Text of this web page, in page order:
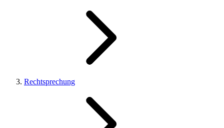
Rechtsprechung